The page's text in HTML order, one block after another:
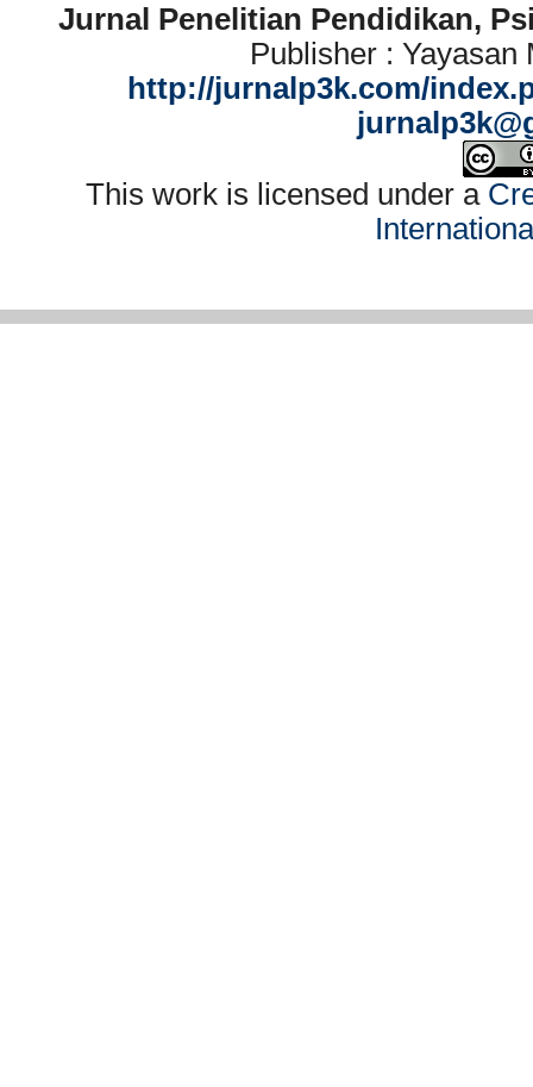
Jurnal Penelitian Pendidikan,
Publisher : Yayasan
http://jurnalp3k.com/
This work is licensed under a